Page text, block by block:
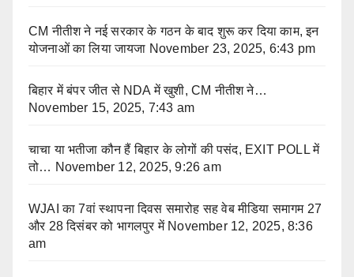
CM नीतीश ने नई सरकार के गठन के बाद शुरू कर दिया काम, इन
योजनाओं का लिया जायजा November 23, 2025, 6:43 pm
बिहार में बंपर जीत से NDA में खुशी, CM नीतीश ने…
November 15, 2025, 7:43 am
चाचा या भतीजा कौन हैं बिहार के लोगों की पसंद, EXIT POLL में
तो… November 12, 2025, 9:26 am
WJAI का 7वां स्थापना दिवस समारोह सह वेब मीडिया समागम 27
और 28 दिसंबर को भागलपुर में November 12, 2025, 8:36
am